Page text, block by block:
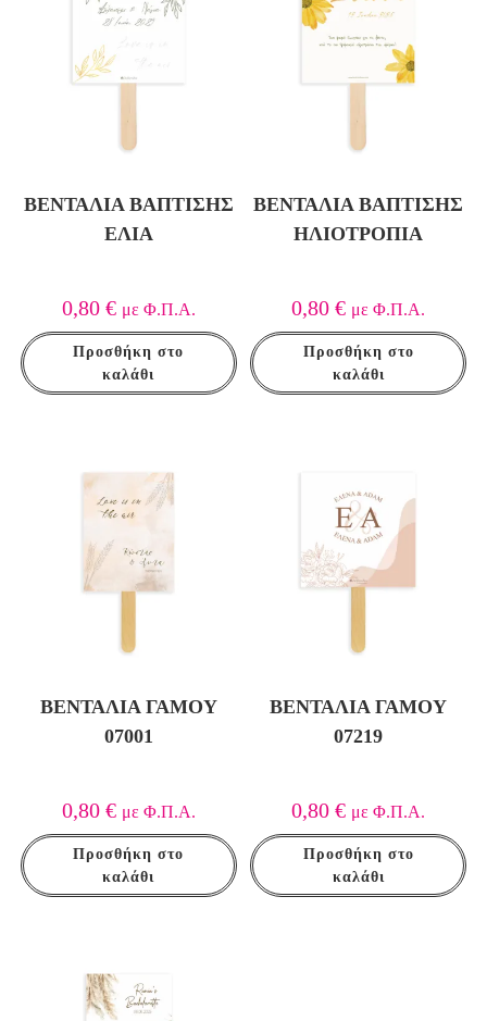
ΒΕΝΤΆΛΙΑ ΒΆΠΤΙΣΗΣ
ΕΛΙΆ
0,80 € με Φ.Π.Α.
Προσθήκη στο
καλάθι
ΒΕΝΤΆΛΙΑ ΒΆΠΤΙΣΗΣ
ΗΛΙΟΤΡΌΠΙΑ
0,80€ με Φ.Π.Α.
Προσθήκη στο
καλάθι
ΒΕΝΤΆΛΙΑ ΓΆΜΟΥ
07001
0,80 € με Φ.Π.Α.
Προσθήκη στο
καλάθι
ΒΕΝΤΆΛΙΑ ΓΆΜΟΥ
07219
0,80€ με Φ.Π.Α.
Προσθήκη στο
καλάθι